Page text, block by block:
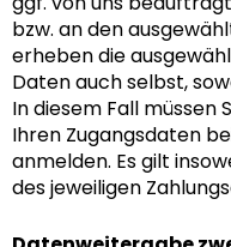
bzw. an den
erheben die
Daten auch selbst,
In diesem Fall müssen
Ihren Zugangsdaten
anmelden. Es gilt
des jeweiligen